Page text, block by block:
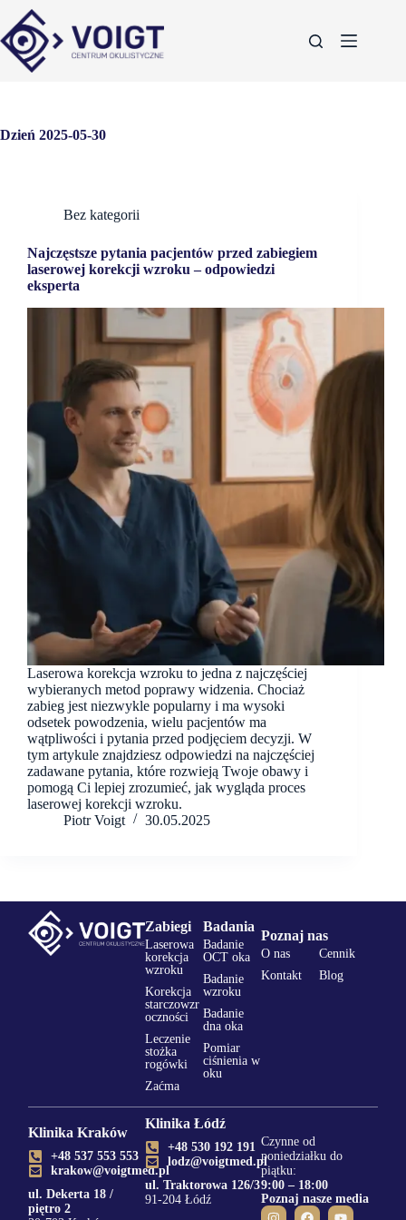
Dzień 2025-05-30
Bez kategorii
Najczęstsze pytania pacjentów przed zabiegiem
laserowej korekcji wzroku – odpowiedzi
eksperta
Laserowa korekcja wzroku to jedna z najczęściej
wybieranych metod poprawy widzenia. Chociaż
zabieg jest niezwykle popularny i ma wysoki
odsetek powodzenia, wielu pacjentów ma
wątpliwości i pytania przed podjęciem decyzji. W
tym artykule znajdziesz odpowiedzi na najczęściej
zadawane pytania, które rozwieją Twoje obawy i
pomogą Ci lepiej zrozumieć, jak wygląda proces
laserowej korekcji wzroku.
Piotr Voigt
30.05.2025
Zabiegi
Laserowa
korekcja
wzroku
Korekcja
starczowzr
oczności
Leczenie
stożka
rogówki
Zaćma
Badania
Badanie
OCT oka
Badanie
wzroku
Badanie
dna oka
Pomiar
ciśnienia w
oku
Poznaj nas
O nas
Cennik
Kontakt
Blog
Klinika Kraków
+48 537 553 553
krakow@voigtmed.pl
ul. Dekerta 18 /
piętro 2
Klinika Łódź
+48 530 192 191
lodz@voigtmed.pl
ul. Traktorowa 126/3
91-204 Łódź
Poznaj nasze media
Czynne od
poniedziałku do
piątku:
9:00 – 18:00